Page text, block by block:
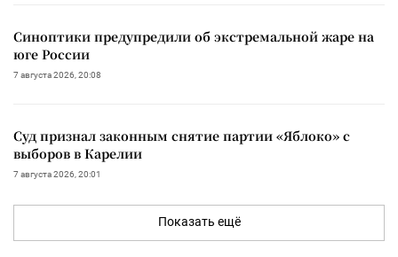
Синоптики предупредили об экстремальной жаре на
юге России
7 августа 2026, 20:08
Суд признал законным снятие партии «Яблоко» с
выборов в Карелии
7 августа 2026, 20:01
Показать ещё